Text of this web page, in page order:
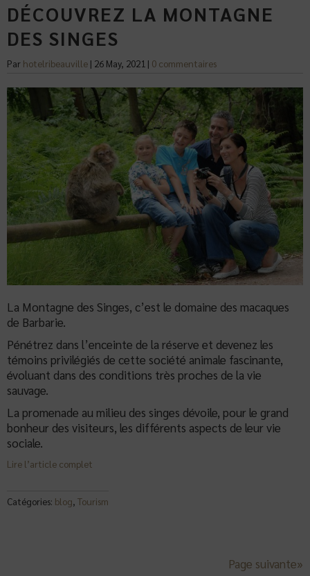
DÉCOUVREZ LA MONTAGNE
DES SINGES
Par hotelribeauville | 26 May, 2021 | 0 commentaires
La Montagne des Singes, c’est le domaine des macaques
de Barbarie.
Pénétrez dans l’enceinte de la réserve et devenez les
témoins privilégiés de cette société animale fascinante,
évoluant dans des conditions très proches de la vie
sauvage.
La promenade au milieu des singes dévoile, pour le grand
bonheur des visiteurs, les différents aspects de leur vie
sociale.
Lire l’article complet
Catégories: blog, Tourism
Page suivante»